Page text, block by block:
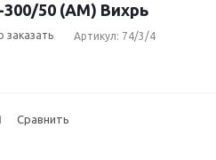
50 (АМ) Вихрь
Артикул: 74/3/4
Сравнить